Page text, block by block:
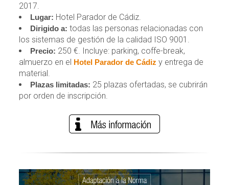
2017.
Lugar: Hotel Parador de Cádiz.
Dirigido a: todas las personas relacionadas con
los sistemas de gestión de la calidad ISO 9001.
Precio: 250 €. Incluye: parking, coffe-break,
almuerzo en el Hotel Parador de Cádiz y entrega de
material.
Plazas limitadas: 25 plazas ofertadas, se cubrirán
por orden de inscripción.